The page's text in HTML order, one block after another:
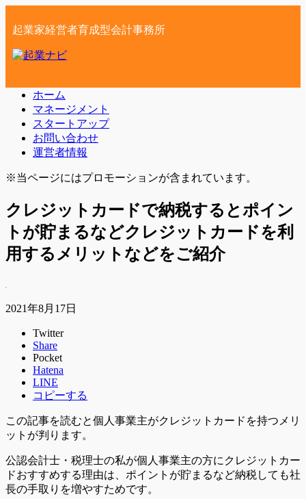
起業家経営者育成型会計事務所
ホーム
マネージメント
スタートアップ
お問い合わせ
運営者情報
※当ページにはプロモーションが含まれています。
クレジットカードで納税するとポイン
トが貯まるなどクレジットカードを利
用するメリットなどをご紹介
2021年8月17日
Twitter
Share
Pocket
Hatena
LINE
コピーする
この記事を読むと個人事業主がクレジットカードを持つメリ
ットが判ります。
公認会計士・税理士の私が個人事業主の方にクレジットカー
ドおすすめする理由は、ポイントが貯まるなど納税しても社
長の手取りを増やすためです。